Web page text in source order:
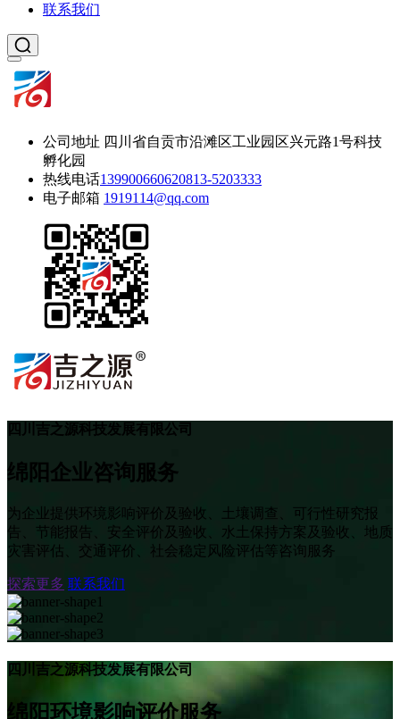
联系我们
公司地址 四川省自贡市沿滩区工业园区兴元路1号科技
孵化园
热线电话139900660620813-5203333
电子邮箱 1919114@qq.com
四川吉之源科技发展有限公司
绵阳企业咨询服务
为企业提供环境影响评价及验收、土壤调查、可行性研究报
告、节能报告、安全评价及验收、水土保持方案及验收、地质
灾害评估、交通评价、社会稳定风险评估等咨询服务
探索更多 联系我们
四川吉之源科技发展有限公司
绵阳环境影响评价服务